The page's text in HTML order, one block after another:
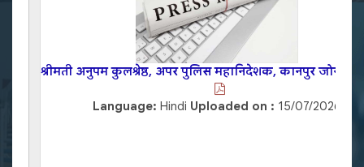
श्रीमती अनुपम कुलश्रेष्ठ, अपर पुलिस महानिदेशक, कानपुर जोन,
Language: Hindi Uploaded on : 15/07/2026